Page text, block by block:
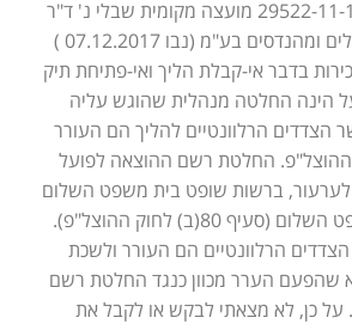
(שלום נצ') 29522-11-16 מועצה מקומית שבלי נ' ד"ר
טבעוני אדריכלים ומהנדסים בע"מ (נבו 07.12.2017 )
בדבר אי-קבלת הליך ואי-פתיחת תיק
הינה החלטה מנהלית שהוגש עליה
הצדדים הרלוונטיים להליך הם העורר
החלטת רשם ההוצאה לפועל
ברשות שופט בית משפט השלום
לפני בית משפט השלום (סעיף 80(ב) לחוק ההוצל"פ).
הרלוונטיים הם העורר ולשכת
שהפעם הערר מכוון כנגד החלטת רשם
ההוצל"פ. " 2. על כן, לא מצאתי לבקש או לקבל את